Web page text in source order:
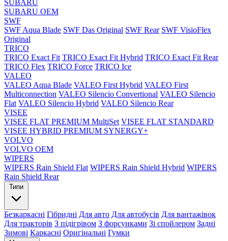
SUBARU
SUBARU OEM
SWF
SWF Aqua Blade SWF Das Original SWF Rear SWF VisioFlex
Original
TRICO
TRICO Exact Fit TRICO Exact Fit Hybrid TRICO Exact Fit Rear
TRICO Flex TRICO Force TRICO Ice
VALEO
VALEO Aqua Blade VALEO First Hybrid VALEO First
Multiconnection VALEO Silencio Convertional VALEO Silencio
Flat VALEO Silencio Hybrid VALEO Silencio Rear
VISEE
VISEE FLAT PREMIUM MultiSet VISEE FLAT STANDARD
VISEE HYBRID PREMIUM SYNERGY+
VOLVO
VOLVO OEM
WIPERS
WIPERS Rain Shield Flat WIPERS Rain Shield Hybrid WIPERS
Rain Shield Rear
Типи
Безкаркасні Гібридні Для авто Для автобусів Для вантажівок
Для тракторів З підігрівом З форсунками Зі спойлером Задні
Зимові Каркасні Оригінальні Гумки